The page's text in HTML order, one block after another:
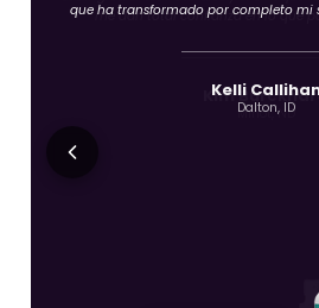
me dan total confianza en lo que
Kim
Minot, ND
Estos productos me han dado una